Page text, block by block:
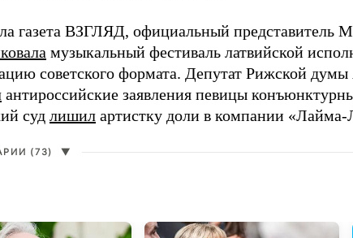
газета ВЗГЛЯД, официальный представитель
музыкальный фестиваль латвийской
советского формата. Депутат Рижской
антироссийские заявления певицы
суд лишил артистку доли в компании
(73) ▼